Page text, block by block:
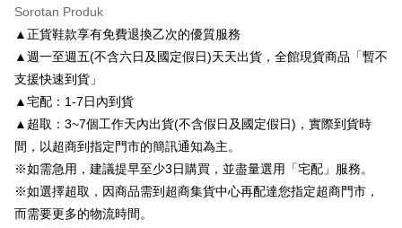
HSBC Bank (Taiwan)
Limited
Hwatai Bank
Union Bank of Taiwan
Yuanta Commercial Bank
Bank Komersial E.SUN
DBS Bank
Bank Antarabangsa
Taishin
Bank CTBC
Syarikat Kad Kredit
Taiwan Business Bank
HSBC Bank (Taiwan) Limited
Hwatai Bank
Union Bank of Taiwan
Yuanta Commercial Bank
Bank SinoPac
Bank Komersial E.SUN
Bank Antarabangsa Taishin
Syarikat Kad Kredit Rakuten
Taiwan
Google Pay
AFTEE
Deskripsi
Pertama, Mengenai Perkhidmatan AFTEE Beli Sekarang Bayar Kemudian
1. Dengan memilih AFTEE sebagai kaedah pembayaran, mesej
pengesahan AFTEE akan muncul.
2. Anda boleh meneruskan pembayaran selepas pengesahan SMS.
3. Tiada bayaran diperlukan apabila pesanan disahkan. Produk akan
dihantar ke alamat yang ditetapkan.
4. Setelah pesanan disahkan, anda akan menerima SMS pembayaran
manakala ahli aplikasi akan menerima pemberitahuan tolak aplikasi
Pemindahan ATM
Pilihan Penghantaran
付款後全家取貨
NT$80/pesanan | Penghantaran percuma untuk pesanan
Sorotan Produk
▲正貨鞋款享有免費退換乙次的優質服務
▲週一至週五(不含六日及國定假日)天天出貨，全館現貨商品「暫不
支援快速到貨」
▲宅配：1-7日內到貨
▲超取：3~7個工作天內出貨(不含假日及國定假日)，實際到貨時
間，以超商到指定門市的簡訊通知為主。
※如需急用，建議提早至少3日購買，並盡量選用「宅配」服務。
※如選擇超取，因商品需到超商集貨中心再配達您指定超商門市，
而需要更多的物流時間。